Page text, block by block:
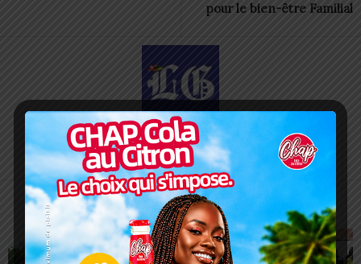
pour le bien-être Familial
Redaction
https://lomegraph.tg/
ARTICLES CONNEXES PLUS DE L'AUTEUR